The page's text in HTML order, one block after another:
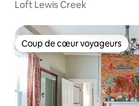
Loft Lewis Creek
Coup de cœur voyageurs
Coup de cœur voyageurs